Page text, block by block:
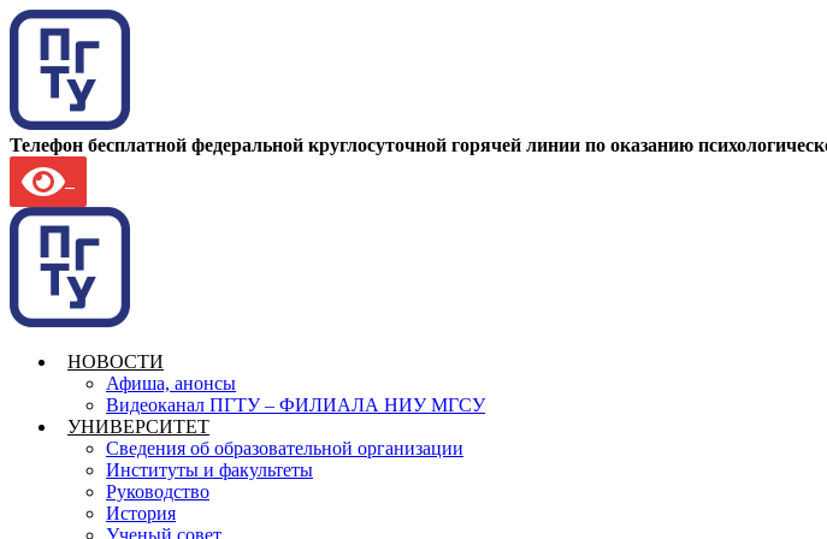
Телефон бесплатной федеральной круглосуточной горячей линии по оказанию
НОВОСТИ
Афиша, анонсы
Видеоканал ПГТУ – ФИЛИАЛА НИУ МГСУ
УНИВЕРСИТЕТ
Сведения об образовательной организации
Институты и факультеты
Руководство
История
Ученый совет